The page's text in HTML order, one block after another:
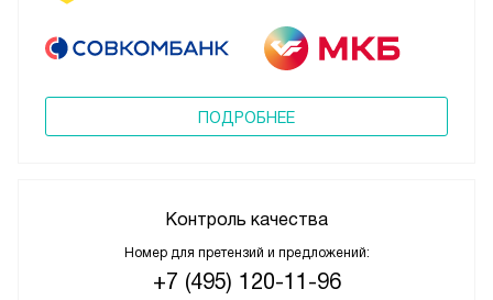
ПОДРОБНЕЕ
Контроль качества
Номер для претензий и предложений:
+7 (495) 120-11-96